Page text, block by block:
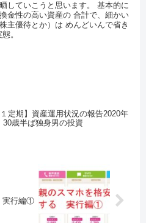
していこうと思います。 基本的に
金性の高い資産の 合計で、細かい
主優待とか）は めんどいんで省き
。
１定期】資産運用状況の報告2020年
30歳半ば独身男の投資
実行編①